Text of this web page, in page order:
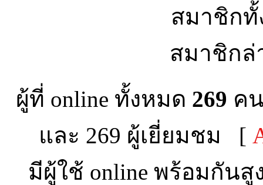
สมาชิก
สมาชิก
ผู้ที่ online ทั้งหมด 269 ค
และ 269 ผู้เยี่ยมชม [
มีผู้ใช้ online พร้อมกัน